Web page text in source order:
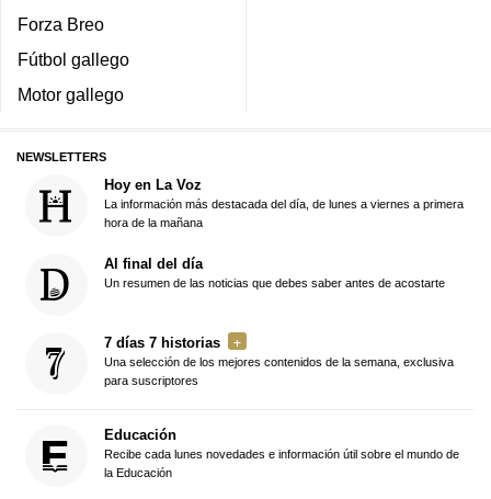
Forza Breo
Fútbol gallego
Motor gallego
NEWSLETTERS
Hoy en La Voz
La información más destacada del día, de lunes a viernes a primera
hora de la mañana
Al final del día
Un resumen de las noticias que debes saber antes de acostarte
7 días 7 historias
Una selección de los mejores contenidos de la semana, exclusiva
para suscriptores
Educación
Recibe cada lunes novedades e información útil sobre el mundo de
la Educación